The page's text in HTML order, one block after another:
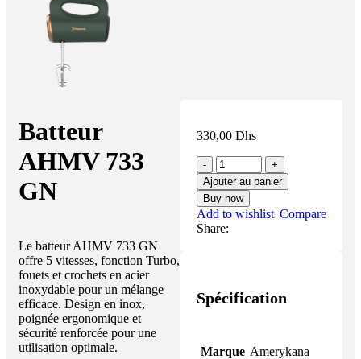
Batteur
AHMV 733
GN
Le batteur AHMV 733 GN
offre 5 vitesses, fonction Turbo,
fouets et crochets en acier
inoxydable pour un mélange
efficace. Design en inox,
poignée ergonomique et
sécurité renforcée pour une
utilisation optimale.
330,00 Dhs
Ajouter au panier
Buy now
Share:
Add to wishlist Compare
Spécification
Marque Amerykana